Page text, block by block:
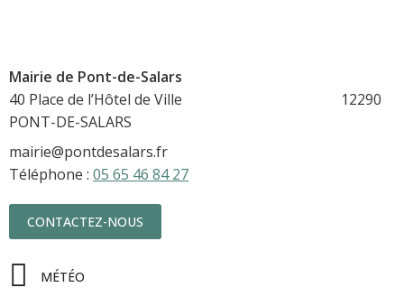
Mairie de Pont-de-Salars
40 Place de l’Hôtel de Ville 12290
PONT-DE-SALARS
mairie@pontdesalars.fr
Téléphone : 05 65 46 84 27
CONTACTEZ-NOUS
MÉTÉO